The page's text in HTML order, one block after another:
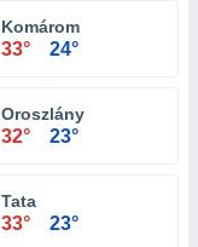
Komárom
33° 24°
Oroszlány
32° 23°
Tata
33° 23°